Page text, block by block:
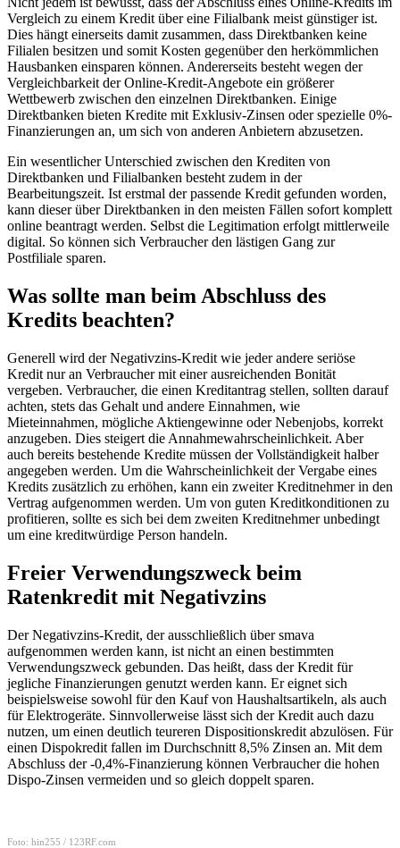
Vergleich zu einem Kredit über eine Filialbank meist günstiger ist.
Dies hängt einerseits damit zusammen, dass Direktbanken keine
Filialen besitzen und somit Kosten gegenüber den herkömmlichen
Hausbanken einsparen können. Andererseits besteht wegen der
Vergleichbarkeit der Online-Kredit-Angebote ein größerer
Wettbewerb zwischen den einzelnen Direktbanken. Einige
Direktbanken bieten Kredite mit Exklusiv-Zinsen oder spezielle 0%-
Finanzierungen an, um sich von anderen Anbietern abzusetzen.
Ein wesentlicher Unterschied zwischen den Krediten von
Direktbanken und Filialbanken besteht zudem in der
Bearbeitungszeit. Ist erstmal der passende Kredit gefunden worden,
kann dieser über Direktbanken in den meisten Fällen sofort komplett
online beantragt werden. Selbst die Legitimation erfolgt mittlerweile
digital. So können sich Verbraucher den lästigen Gang zur
Postfiliale sparen.
Was sollte man beim Abschluss des
Kredits beachten?
Generell wird der Negativzins-Kredit wie jeder andere seriöse
Kredit nur an Verbraucher mit einer ausreichenden Bonität
vergeben. Verbraucher, die einen Kreditantrag stellen, sollten darauf
achten, stets das Gehalt und andere Einnahmen, wie
Mieteinnahmen, mögliche Aktiengewinne oder Nebenjobs, korrekt
anzugeben. Dies steigert die Annahmewahrscheinlichkeit. Aber
auch bereits bestehende Kredite müssen der Vollständigkeit halber
angegeben werden. Um die Wahrscheinlichkeit der Vergabe eines
Kredits zusätzlich zu erhöhen, kann ein zweiter Kreditnehmer in den
Vertrag aufgenommen werden. Um von guten Kreditkonditionen zu
profitieren, sollte es sich bei dem zweiten Kreditnehmer unbedingt
um eine kreditwürdige Person handeln.
Freier Verwendungszweck beim
Ratenkredit mit Negativzins
Der Negativzins-Kredit, der ausschließlich über smava
aufgenommen werden kann, ist nicht an einen bestimmten
Verwendungszweck gebunden. Das heißt, dass der Kredit für
jegliche Finanzierungen genutzt werden kann. Er eignet sich
beispielsweise sowohl für den Kauf von Haushaltsartikeln, als auch
für Elektrogeräte. Sinnvollerweise lässt sich der Kredit auch dazu
nutzen, um einen deutlich teureren Dispositionskredit abzulösen. Für
einen Dispokredit fallen im Durchschnitt 8,5% Zinsen an. Mit dem
Abschluss der -0,4%-Finanzierung können Verbraucher die hohen
Dispo-Zinsen vermeiden und so gleich doppelt sparen.
Foto: hin255 / 123RF.com